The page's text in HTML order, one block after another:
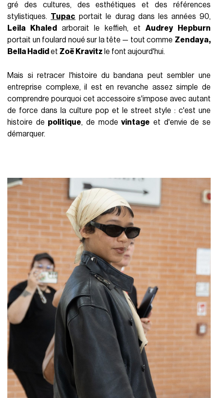
gré des cultures, des esthétiques et des références
stylistiques. Tupac portait le durag dans les années 90,
Leila Khaled
arborait le keffieh, et Audrey Hepburn
portait un foulard noué sur la tête — tout comme Zendaya,
Bella Hadid et Zoë Kravitz le font aujourd'hui.
Mais si retracer l'histoire du bandana peut sembler une
entreprise complexe, il est en revanche assez simple de
comprendre pourquoi cet accessoire s'impose avec autant
de force dans la culture pop et le street style : c'est une
histoire de politique, de modevintage et d'envie de se
démarquer.